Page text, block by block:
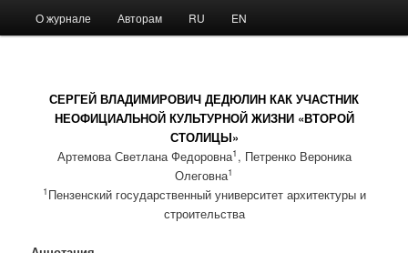
Skip to primary content
Skip to secondary content
О журнале Авторам RU EN
СЕРГЕЙ ВЛАДИМИРОВИЧ ДЕДЮЛИН КАК УЧАСТНИК
НЕОФИЦИАЛЬНОЙ КУЛЬТУРНОЙ ЖИЗНИ «ВТОРОЙ
СТОЛИЦЫ»
Артемова Светлана Федоровна1 , Петренко Вероника
Олеговна1
1 Пензенский государственный университет архитектуры и
строительства